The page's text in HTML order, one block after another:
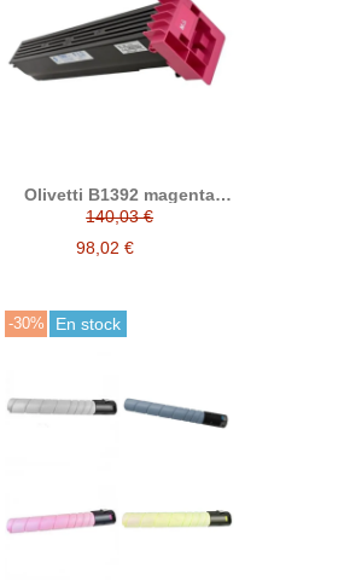
Olivetti B1392 magenta
tóner compatible
140,03 €
98,02 €
-30% En stock